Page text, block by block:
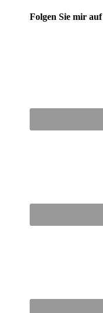
Folgen Sie mir auf